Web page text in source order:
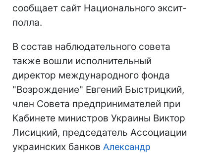
сообщает сайт Национального эксит-
полла.
В состав наблюдательного совета
также вошли исполнительный
директор международного фонда
"Возрождение" Евгений Быстрицкий,
член Совета предпринимателей при
Кабинете министров Украины Виктор
Лисицкий, председатель Ассоциации
украинских банков Александр